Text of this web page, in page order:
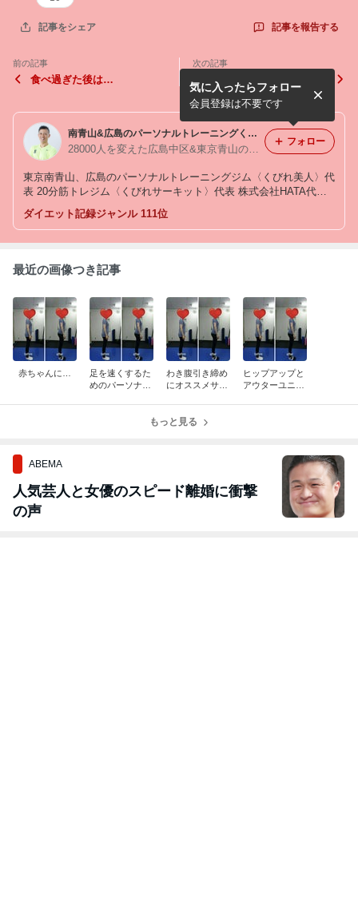
記事をシェア 記事を報告する
前の記事
食べ過ぎた後は…
次の記事
南青山&広島のパーソナルトレーニングくびれ美人代表 畑紀寿
東京南青山、広島のパーソナルトレーニングジム〈くびれ美人〉代
表 20分筋トレジム〈くびれサーキット〉代表 株式会社HATA代表
取締役 月最高292時間、毎月250時間のパーソナルトレーニング指
導を4年継続し、独自の〈くびれメソッド〉を開発。
気に入ったらフォロー
会員登録は不要です
フォロー
ダイエット記録ジャンル 111位
最近の画像つき記事
赤ちゃんに…
足を速くするた
めのパーソナル
わき腹引き締め
にオススメサイ
ヒップアップと
アウターユニッ
もっと見る
ABEMA
人気芸人と女優のスピード離婚に衝撃
の声